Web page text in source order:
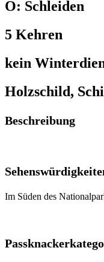
O: Schleiden
5 Kehren
kein
Holzschild,
Beschreibung
Im Süden des